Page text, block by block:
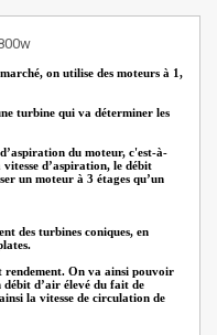
on utilise des moteurs à 1,
turbine qui va déterminer les
du moteur, c'est-à-
d’aspiration, le débit
un moteur à 3 étages qu’un
des turbines coniques, en
rendement. On va ainsi pouvoir
débit d’air élevé du fait de
la vitesse de circulation de